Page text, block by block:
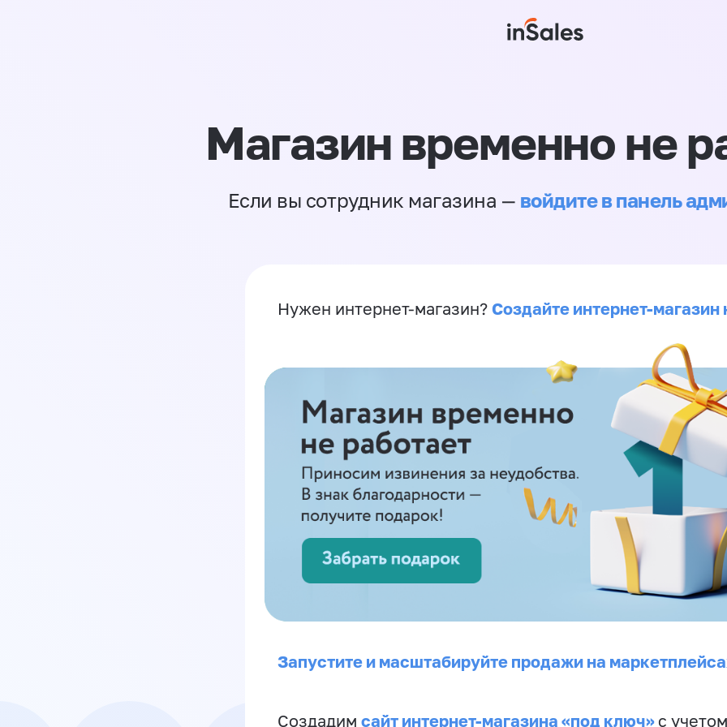
Магазин временно не
Если вы сотрудник магазина — войдите в панель
Нужен интернет-магазин? Создайте интернет-магазин
Запустите и масштабируйте продажи на
Создадим сайт интернет-магазина «под ключ» с учетом